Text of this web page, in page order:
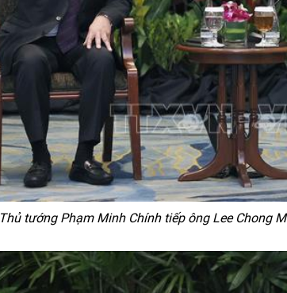
Thủ tướng Phạm Minh Chính tiếp ông Lee Chong